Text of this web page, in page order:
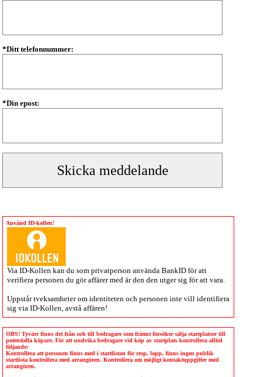
*Ditt telefonnummer:
*Din epost:
Använd ID-kollen!
Via ID-Kollen kan du som privatperson använda BankID för att
verifiera personen du gör affärer med är den den utger sig för att vara.
Uppstår tveksamheter om identiteten och personen inte vill identifiera
sig via ID-Kollen , avstå affären!
OBS! Tyvärr finns det från och till bedragare som främst försöker sälja startplatser till
potentiella köpare. För att undvika bedragare vid köp av startplats kontrollera alltid
följande:
Kontrollera att personen finns med i startlistan för resp. lopp, finns ingen publik
startlista kontrollera med arrangören. Kontrollera om möjligt kontaktuppgifter med
arrangören.